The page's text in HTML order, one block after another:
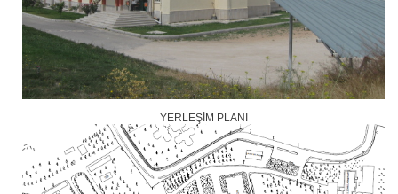
YERLEŞİM PLANI